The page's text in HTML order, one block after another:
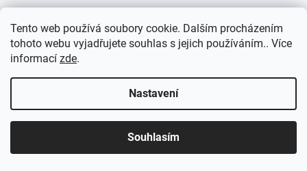
Tento web používá soubory cookie. Dalším procházením
tohoto webu vyjadřujete souhlas s jejich používáním.. Více
informací zde.
Nastavení
Souhlasím